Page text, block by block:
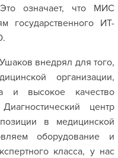
означает, что МИС
государственного ИТ-
внедрял для того,
организации,
и высокое качество
центр
в медицинской
оборудование и
класса, у нас